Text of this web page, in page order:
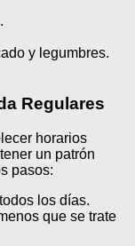
y legumbres.
Regulares
horarios
un patrón
pasos:
los días.
que se trate